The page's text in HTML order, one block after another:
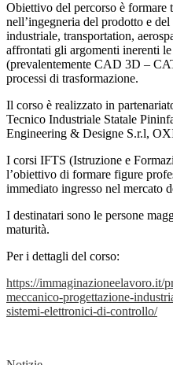
Obiettivo del percorso è formare
nell’ingegneria del prodotto e
industriale, transportation,
affrontati gli argomenti inerenti
(prevalentemente CAD 3D –
processi di trasformazione.
Il corso è realizzato in
Tecnico Industriale Statale
Engineering & Designe S.r.l,
I corsi IFTS (Istruzione e
l’obiettivo di formare figure
immediato ingresso nel mercato
I destinatari sono le persone
maturità.
Per i dettagli del corso:
https://immaginazioneelavoro.it/
meccanico-progettazione-
sistemi-elettronici-di-controllo/